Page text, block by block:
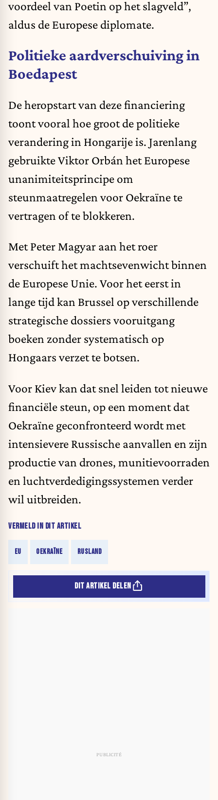
voordeel van Poetin op het slagveld”,
aldus de Europese diplomate.
Politieke aardverschuiving in
Boedapest
De heropstart van deze financiering
toont vooral hoe groot de politieke
verandering in Hongarije is. Jarenlang
gebruikte Viktor Orbán het Europese
unanimiteitsprincipe om
steunmaatregelen voor Oekraïne te
vertragen of te blokkeren.
Met Peter Magyar aan het roer
verschuift het machtsevenwicht binnen
de Europese Unie. Voor het eerst in
lange tijd kan Brussel op verschillende
strategische dossiers vooruitgang
boeken zonder systematisch op
Hongaars verzet te botsen.
Voor Kiev kan dat snel leiden tot nieuwe
financiële steun, op een moment dat
Oekraïne geconfronteerd wordt met
intensievere Russische aanvallen en zijn
productie van drones, munitievoorraden
en luchtverdedigingssystemen verder
wil uitbreiden.
VERMELD IN DIT ARTIKEL
EU OEKRAÏNE RUSLAND
DIT ARTIKEL DELEN